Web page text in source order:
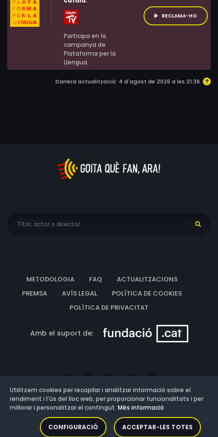
eclipsar la seva germana i, fins i tot, que el rei repudiï
Caterina d'Aragó, la seva legítima dona.
Participa en la
campanya de
Plataforma per la
Llengua.
RECLAMA-HO
Darrera actualització: 4 d'agost de 2026 a les 21:36
METODOLOGIA FAQ
ACTUALITZACIONS
PREMSA
AVÍS LEGAL
POLÍTICA DE COOKIES
POLÍTICA DE PRIVACITAT
Amb el suport de:
Versió: 3.13.0.202607011342
Utilitzem cookies per recopilar i analitzar informació sobre el
rendiment i l’ús del lloc web, per proporcionar funcionalitats i per
millorar i personalitzar el contingut. Més informació
CONFIGURACIÓ ACCEPTAR-LES TOTES